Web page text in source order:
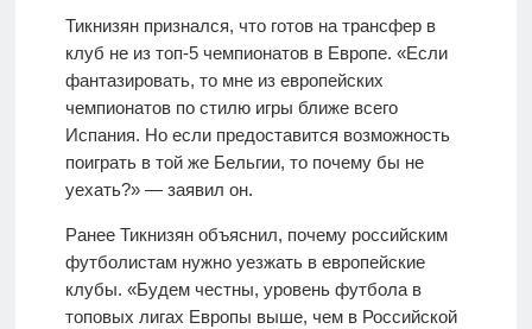
Тикнизян признался, что готов на трансфер в
клуб не из топ-5 чемпионатов в Европе. «Если
фантазировать, то мне из европейских
чемпионатов по стилю игры ближе всего
Испания. Но если предоставится возможность
поиграть в той же Бельгии, то почему бы не
уехать?» — заявил он.
Ранее Тикнизян объяснил, почему российским
футболистам нужно уезжать в европейские
клубы. «Будем честны, уровень футбола в
топовых лигах Европы выше, чем в Российской